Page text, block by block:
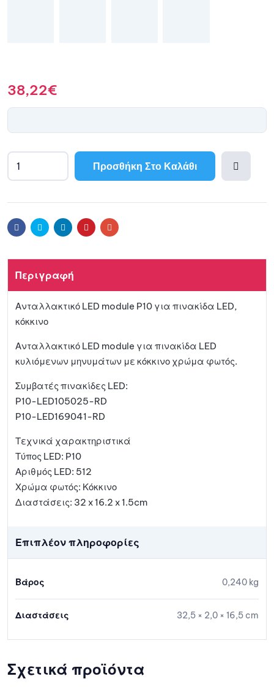
38,22€
Προσθήκη Στο Καλάθι
αγαπη
l
r
FacebookTwitter LinkedinPinterestEmail
Περιγραφή
Ανταλλακτικό LED module P10 για πινακίδα LED,
κόκκινο
Ανταλλακτικό LED module για πινακίδα LED
κυλιόμενων μηνυμάτων με κόκκινο χρώμα φωτός.
Συμβατές πινακίδες LED:
P10-LED105025-RD
P10-LED169041-RD
Τεχνικά χαρακτηριστικά
Τύπος LED: P10
Αριθμός LED: 512
Χρώμα φωτός: Κόκκινο
Διαστάσεις: 32 x 16.2 x 1.5cm
Επιπλέον πληροφορίες
Βάρος 0,240 kg
Διαστάσεις 32,5 × 2,0 × 16,5 cm
Σχετικά προϊόντα